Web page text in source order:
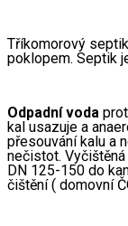
Tříkomorový
poklopem. Septik
Odpadní voda
kal usazuje a
přesouvání kalu a
nečistot.
DN 125-150 do
čištění ( domovní